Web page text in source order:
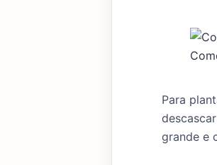
Para
grande e